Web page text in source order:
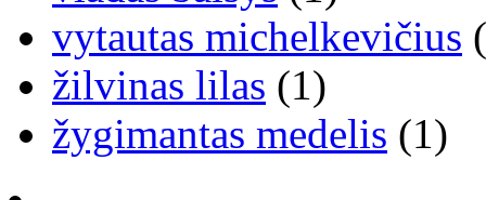
vytautas michelkevičius
žilvinas lilas (1)
žygimantas medelis (1)